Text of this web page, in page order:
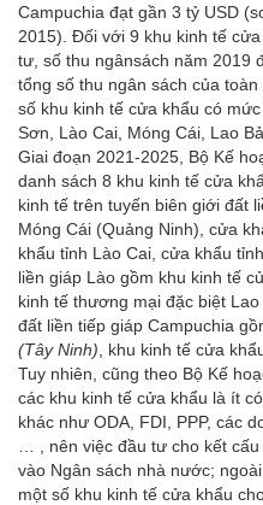
Campuchia đạt gần 3 tỷ USD
2015). Đối với 9 khu kinh tế
tư, số thu ngânsách năm 2019
tổng số thu ngân sách của
số khu kinh tế cửa khẩu có
Sơn, Lào Cai, Móng Cái, Lao
Giai đoạn 2021-2025, Bộ Kế
danh sách 8 khu kinh tế cửa
kinh tế trên tuyến biên giới đất
Móng Cái (Quảng Ninh), cửa
khẩu tỉnh Lào Cai, cửa khẩu
liền giáp Lào gồm khu kinh tế
kinh tế thương mại đặc biệt
đất liền tiếp giáp Campuchia
(Tây Ninh) , khu kinh tế cửa
Tuy nhiên, cũng theo Bộ Kế
các khu kinh tế cửa khẩu là ít
khác như ODA, FDI, PPP, các
… , nên việc đầu tư cho kết
vào Ngân sách nhà nước;
một số khu kinh tế cửa khẩu